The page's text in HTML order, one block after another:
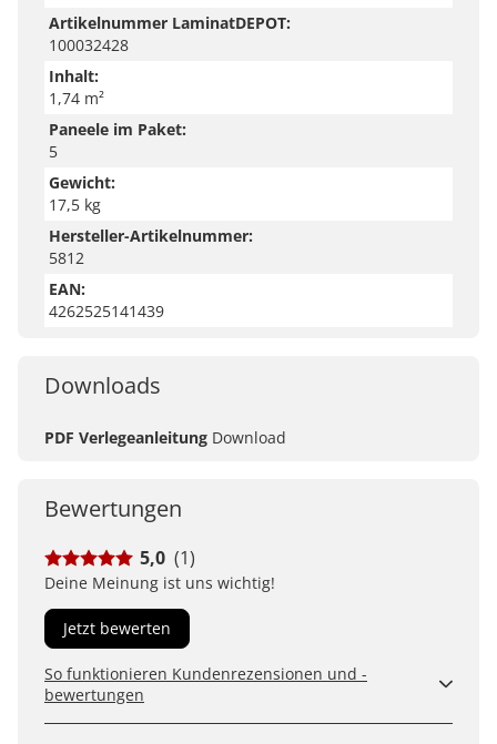
Artikelnummer LaminatDEPOT:
100032428
Inhalt:
1,74 m²
Paneele im Paket:
5
Gewicht:
17,5 kg
Hersteller-Artikelnummer:
5812
EAN:
4262525141439
Downloads
PDF Verlegeanleitung Download
Bewertungen
5,0 (1)
Deine Meinung ist uns wichtig!
Jetzt bewerten
So funktionieren Kundenrezensionen und -
bewertungen